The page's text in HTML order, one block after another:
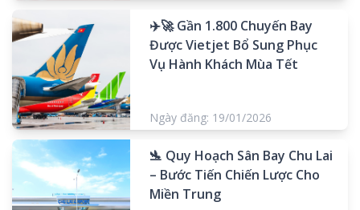
✈️🚀 Gần 1.800 Chuyến Bay
Được Vietjet Bổ Sung Phục
Vụ Hành Khách Mùa Tết
Ngày đăng: 19/01/2026
🛬 Quy Hoạch Sân Bay Chu Lai
– Bước Tiến Chiến Lược Cho
Miền Trung